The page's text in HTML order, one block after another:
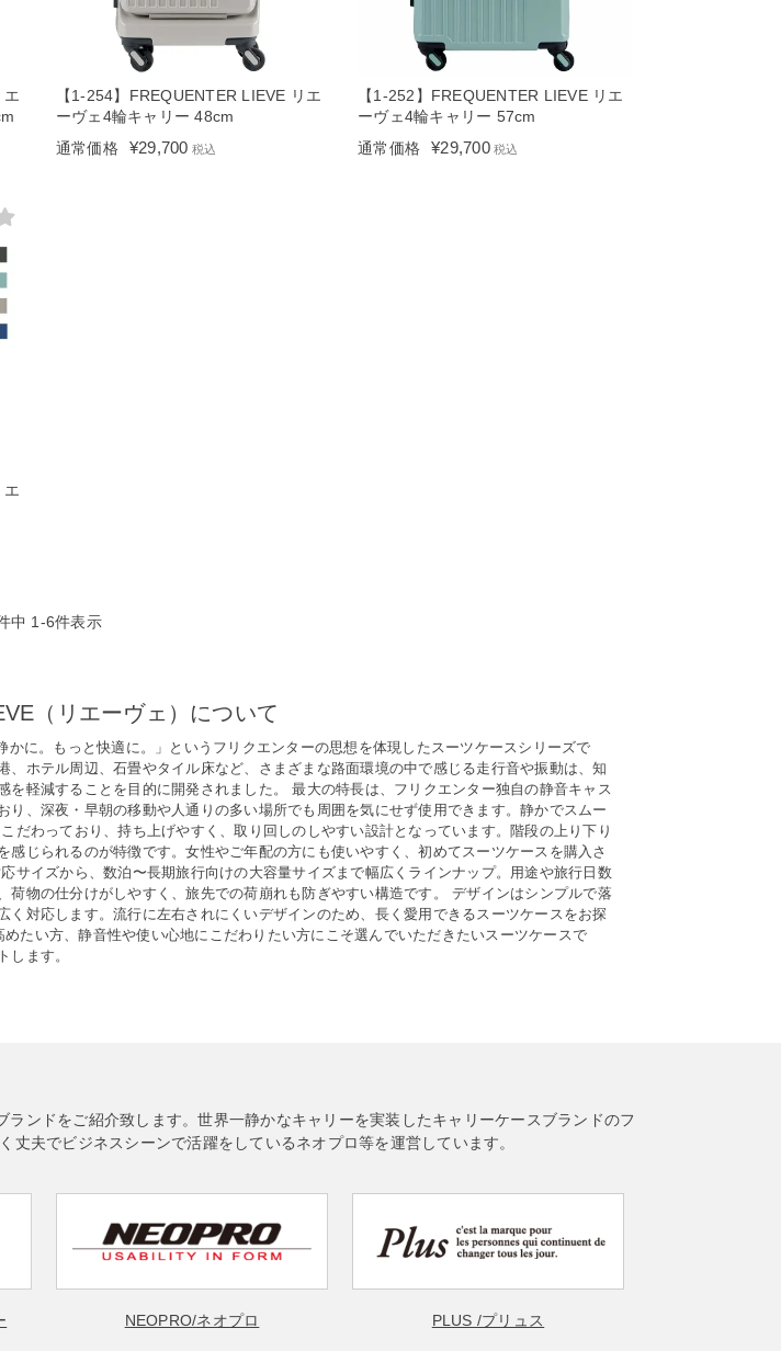
エ
【1-254】FREQUENTER LIEVE リエ
ーヴェ4輪キャリー 48cm
通常価格
¥29,700 税込
【1-252】FREQUENTER LIEVE リエ
ーヴェ4輪キャリー 57cm
通常価格
¥29,700 税込
エ
中 1 -6件表示
（リエーヴェ）について
に。もっと快適に。」というフリクエンターの思想を体現したスーツケースシリーズで
ホテル周辺、石畳やタイル床など、さまざまな路面環境の中で感じる走行音や振動は、知
軽減することを目的に開発されました。 最大の特長は、フリクエンター独自の静音キャス
、深夜・早朝の移動や人通りの多い場所でも周囲を気にせず使用できます。静かでスムー
わっており、持ち上げやすく、取り回しのしやすい設計となっています。階段の上り下り
じられるのが特徴です。女性やご年配の方にも使いやすく、初めてスーツケースを購入さ
サイズから、数泊〜長期旅行向けの大容量サイズまで幅広くラインナップ。用途や旅行日数
物の仕分けがしやすく、旅先での荷崩れも防ぎやすい構造です。 デザインはシンプルで落
対応します。流行に左右されにくいデザインのため、長く愛用できるスーツケースをお探
たい方、静音性や使い心地にこだわりたい方にこそ選んでいただきたいスーツケースで
します。
ランドをご紹介致します。世界一静かなキャリーを実装したキャリーケースブランドのフ
丈夫でビジネスシーンで活躍をしているネオプロ等を運営しています。
NEOPRO/ネオプロ PLUS /プリュス